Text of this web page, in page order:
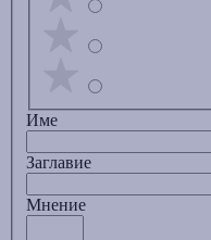
Име
Заглавиe
Мнение